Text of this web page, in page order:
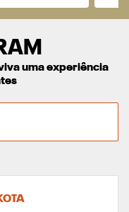
uma experiência